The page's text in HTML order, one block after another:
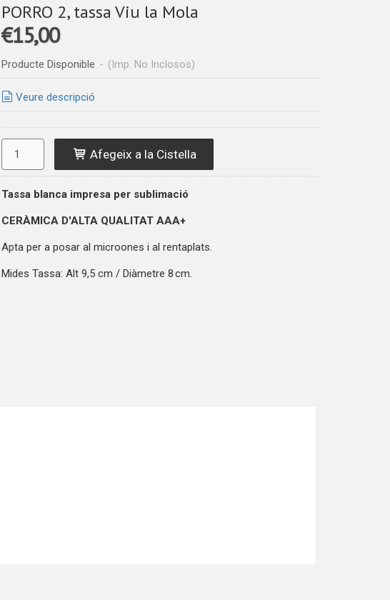
PORRO 2, tassa Viu la Mola
€15,00
Producte Disponible - (Imp. No Inclosos)
Veure descripció
Afegeix a la Cistella
Tassa blanca impresa per sublimació
CERÀMICA D'ALTA QUALITATAAA+
Apta per a posar al microones i al rentaplats.
Mides Tassa: Alt 9,5 cm / Diàmetre 8 cm.